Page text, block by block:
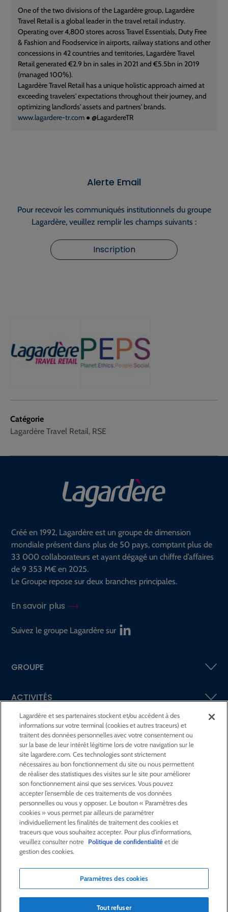
Catégorie
Lagardère Travel Retail, RSE
One of the two divisions of the Lagardère group, Lagardère
Travel Retail is a global leader in the travel retail industry.
Operating over 4,800 stores across Travel Essentials, Duty Free
& Fashion and Foodservice in airports, railway stations and other
concessions in 42 countries and territories, Lagardère Travel
Retail generated €2.9 bn in sales in 2021 and €5.5bn in 2019
(managed 100%).
Lagardère Travel Retail has a unique holistic approach aimed at
exceeding travelers' expectations throughout their journey, and
optimizing landlords' assets and partners' brands.
www.lagardere-tr.com ● @LagardereTR
Alerte Email
Pour recevoir les communiqués institutionnels du groupe
Lagardère, veuillez remplir les champs suivants :
Inscription
Créé en 1992, Lagardère est un groupe de dimension
mondiale présent dans plus de 50 pays, comptant plus de
33 000 collaborateurs et ayant dégagé un chiffre d’affaires
de 9 353 M€ en 2025.
Le Groupe repose sur deux branches principales.
En savoir plus
Suivez le groupe Lagardère sur
GROUPE
ACTIVITÉS
ACTIONNAIRES &INVESTISSEURS
LA RSECHEZ LAGARDÈRE
LA FONDATIONJEAN‑LUC LAGARDÈRE
CENTRE PRESSE
NOUS REJOINDRE
Alerte e-mail
Commande de publication
Plan du site
Lagardère et ses partenaires stockent et/ou accèdent à des
informations sur votre terminal (cookies et autres traceurs) et
traitent des données personnelles avec votre consentement ou
sur la base de leur intérêt légitime lors de votre navigation sur le
site lagardere.com. Ces technologies sont strictement
nécessaires au bon fonctionnement du site ou nous permettent
de réaliser des statistiques des visites sur le site pour améliorer
son fonctionnement ainsi que ses services. Vous pouvez
accepter l’ensemble de ces traitements de vos données
personnelles ou vous y opposer. Le bouton « Paramètres des
cookies » vous permet par ailleurs de paramétrer
individuellement les finalités de traitement des cookies et
traceurs que vous souhaitez accepter. Pour plus d'informations,
veuillez consulter notre Politique de confidentialitéet de
gestion des cookies.
Paramètres des cookies
Tout refuser